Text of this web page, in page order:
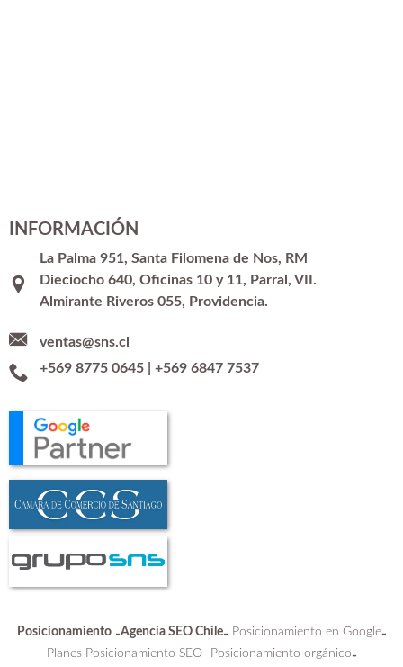
INFORMACIÓN
La Palma 951, Santa Filomena de Nos, RM
Dieciocho 640, Oficinas 10 y 11, Parral, VII.
Almirante Riveros 055, Providencia.
ventas@sns.cl
+569 8775 0645| +569 6847 7537
Posicionamiento-Agencia SEO Chile- Posicionamiento en Google-
Planes Posicionamiento SEO- Posicionamiento orgánico-